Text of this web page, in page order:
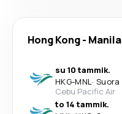
Hong Kong- Manila
su 10 tammik.
HKG-MNL· Suora
Cebu Pacific Air
to 14 tammik.